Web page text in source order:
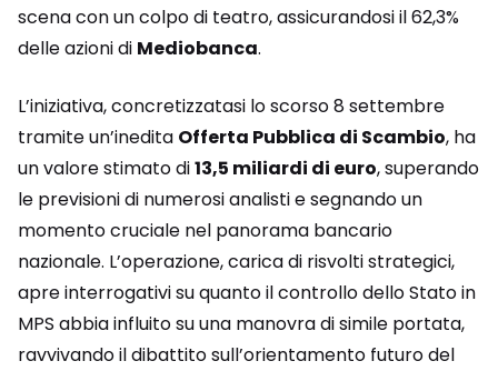
scena con un colpo di teatro, assicurandosi il 62,3%
delle azioni di Mediobanca.
L’iniziativa, concretizzatasi lo scorso 8 settembre
tramite un’inedita Offerta Pubblica di Scambio, ha
un valore stimato di13,5 miliardi di euro, superando
le previsioni di numerosi analisti e segnando un
momento cruciale nel panorama bancario
nazionale. L’operazione, carica di risvolti strategici,
apre interrogativi su quanto il controllo dello Stato in
MPS abbia influito su una manovra di simile portata,
ravvivando il dibattito sull’orientamento futuro del